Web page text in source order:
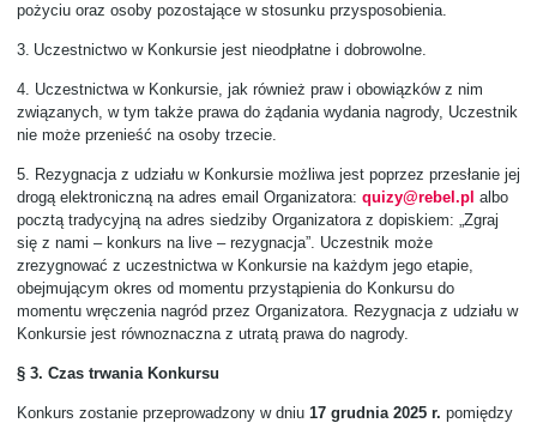
pożyciu oraz osoby pozostające w stosunku przysposobienia.
3. Uczestnictwo w Konkursie jest nieodpłatne i dobrowolne.
4. Uczestnictwa w Konkursie, jak również praw i obowiązków z nim
związanych, w tym także prawa do żądania wydania nagrody, Uczestnik
nie może przenieść na osoby trzecie.
5. Rezygnacja z udziału w Konkursie możliwa jest poprzez przesłanie jej
drogą elektroniczną na adres email Organizatora: quizy@rebel.pl albo
pocztą tradycyjną na adres siedziby Organizatora z dopiskiem: „Zgraj
się z nami – konkurs na live – rezygnacja”. Uczestnik może
zrezygnować z uczestnictwa w Konkursie na każdym jego etapie,
obejmującym okres od momentu przystąpienia do Konkursu do
momentu wręczenia nagród przez Organizatora. Rezygnacja z udziału w
Konkursie jest równoznaczna z utratą prawa do nagrody.
§ 3. Czas trwania Konkursu
Konkurs zostanie przeprowadzony w dniu 17 grudnia 2025 r. pomiędzy